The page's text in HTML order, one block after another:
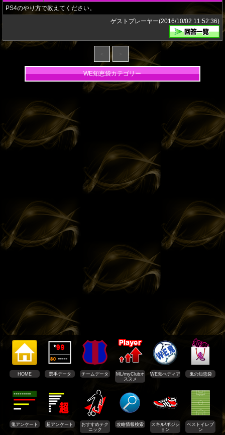
PS4のやり方で教えてください。
ゲストプレーヤー(2016/10/02 11:52:36)
WE知恵袋カテゴリー
HOME 選手データ チームデータ
ML/myClubオ
ススメ
WE鬼ぺディア 鬼の知恵袋
鬼アンケート 超アンケート
おすすめテク
ニック
攻略情報検索
スキル/ポジシ
ョン
ベストイレブ
ン